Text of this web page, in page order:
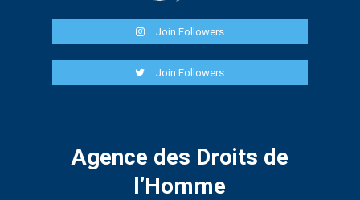
Join Followers
Join Followers
Agence des Droits de
l’Homme